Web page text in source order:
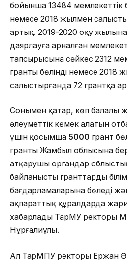
бойынша 13484 мемлекеттік
немесе 2018 жылмен
артық. 2019-2020 оқу
даярлауға арналған
тапсырысына сәйкес 2312
гранты бөлінді немесе 2018
салыстырғанда 72 грантқа
Сонымен қатар, көп балалы
әлеуметтік көмек алатын
үшін қосымша 5000 грант
гранты Жамбыл облысына
атқарушы органдар облыстың
байланысты гранттарды
бағдарламаларына бөледі
ақпараттық құралдарда
хабарлады ТарМУ ректоры
Нұрғалиұлы.
Ал ТарМПУ ректоры Ержан